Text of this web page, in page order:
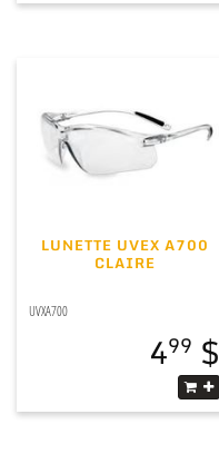
LUNETTE UVEX A700
CLAIRE
UVXA700
499